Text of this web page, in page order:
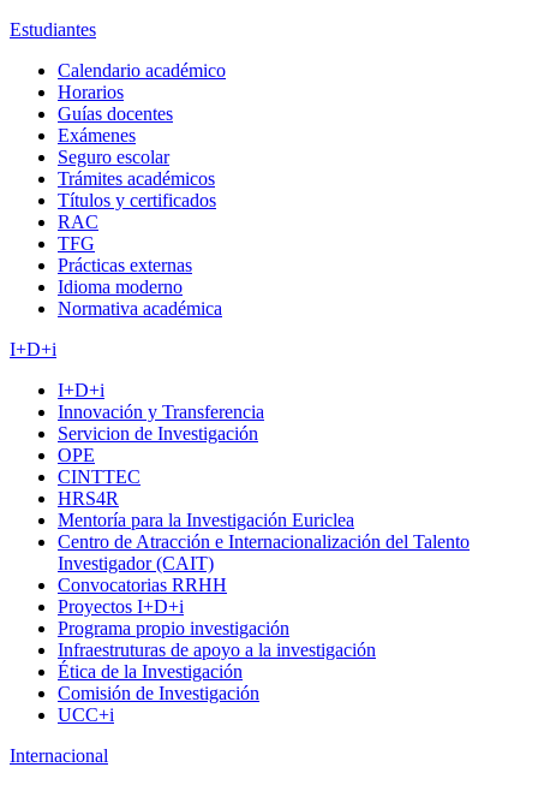
Estudiantes
Calendario académico
Horarios
Guías docentes
Exámenes
Seguro escolar
Trámites académicos
Títulos y certificados
RAC
TFG
Prácticas externas
Idioma moderno
Normativa académica
I+D+i
I+D+i
Innovación y Transferencia
Servicion de Investigación
OPE
CINTTEC
HRS4R
Mentoría para la Investigación Euriclea
Centro de Atracción e Internacionalización del Talento
Investigador (CAIT)
Convocatorias RRHH
Proyectos I+D+i
Programa propio investigación
Infraestruturas de apoyo a la investigación
Ética de la Investigación
Comisión de Investigación
UCC+i
Internacional